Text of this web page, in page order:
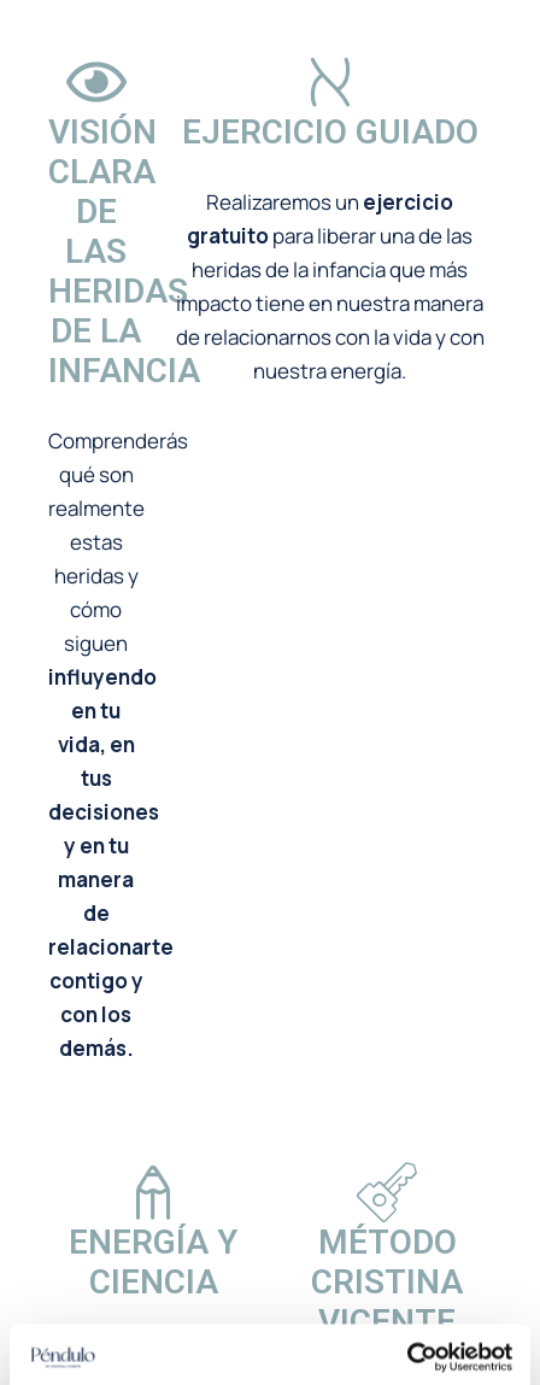
VISIÓN
CLARA
DE
LAS
HERIDAS
DE LA
INFANCIA
Comprenderás
qué son
realmente
estas
heridas y
cómo
siguen
influyendo
en tu
vida, en
tus
decisiones
y en tu
manera
de
relacionarte
contigo y
con los
demás.
EJERCICIO GUIADO
Realizaremos un ejercicio
gratuitopara liberar una de las
heridas de la infancia que más
impacto tiene en nuestra manera
de relacionarnos con la vida y con
nuestra energía.
ENERGÍA Y
CIENCIA
Descubrirás cómo la
MÉTODO
CRISTINA
VICENTE